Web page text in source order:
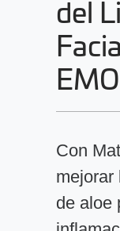
del
Con
mejorar
de aloe